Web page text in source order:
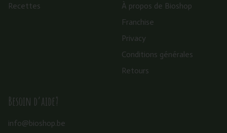
Recettes
À propos de Bioshop
Franchise
Privacy
Conditions générales
Retours
Besoin d’aide?
info@bioshop.be